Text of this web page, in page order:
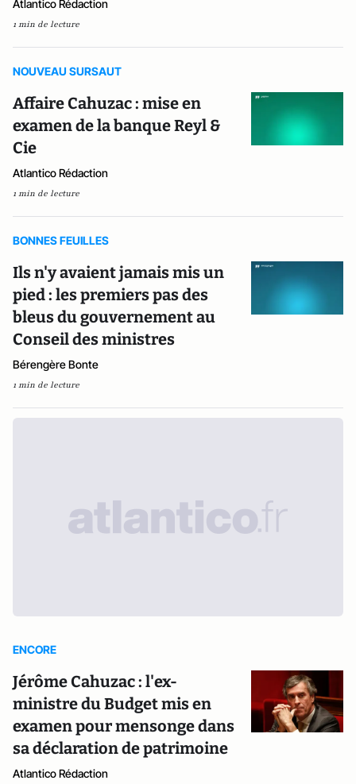
Atlantico Rédaction
1 min de lecture
NOUVEAU SURSAUT
Affaire Cahuzac : mise en
examen de la banque Reyl &
Cie
Atlantico Rédaction
1 min de lecture
BONNES FEUILLES
Ils n'y avaient jamais mis un
pied : les premiers pas des
bleus du gouvernement au
Conseil des ministres
Bérengère Bonte
1 min de lecture
ENCORE
Jérôme Cahuzac : l'ex-
ministre du Budget mis en
examen pour mensonge dans
sa déclaration de patrimoine
Atlantico Rédaction